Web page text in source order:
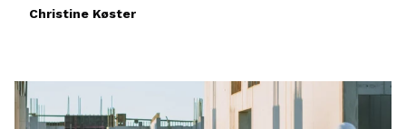
Christine Køster